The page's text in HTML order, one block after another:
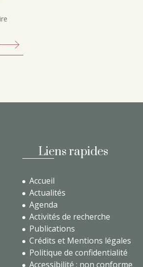
Liens rapides
Accueil
Actualités
Agenda
Activités de recherche
Publications
Crédits et Mentions légales
Politique de confidentialité
Accessibilité : non conforme